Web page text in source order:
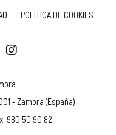
POLÍTICA DE COOKIES
- Zamora (España)
980 50 90 82